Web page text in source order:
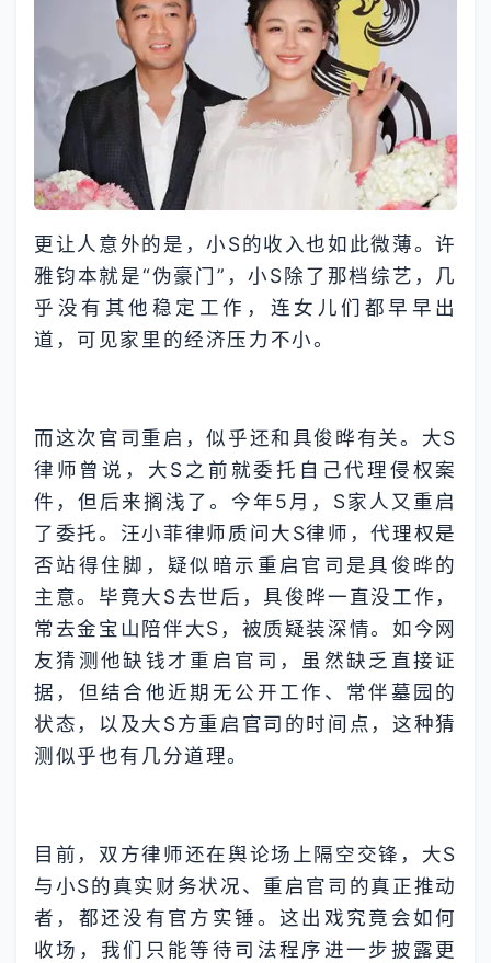
更让人意外的是，小S的收入也如此微薄。许
雅钧本就是“伪豪门”，小S除了那档综艺，几
乎没有其他稳定工作，连女儿们都早早出
道，可见家里的经济压力不小。
而这次官司重启，似乎还和具俊晔有关。大S
律师曾说，大S之前就委托自己代理侵权案
件，但后来搁浅了。今年5月，S家人又重启
了委托。汪小菲律师质问大S律师，代理权是
否站得住脚，疑似暗示重启官司是具俊晔的
主意。毕竟大S去世后，具俊晔一直没工作，
常去金宝山陪伴大S，被质疑装深情。如今网
友猜测他缺钱才重启官司，虽然缺乏直接证
据，但结合他近期无公开工作、常伴墓园的
状态，以及大S方重启官司的时间点，这种猜
测似乎也有几分道理。
目前，双方律师还在舆论场上隔空交锋，大S
与小S的真实财务状况、重启官司的真正推动
者，都还没有官方实锤。这出戏究竟会如何
收场，我们只能等待司法程序进一步披露更